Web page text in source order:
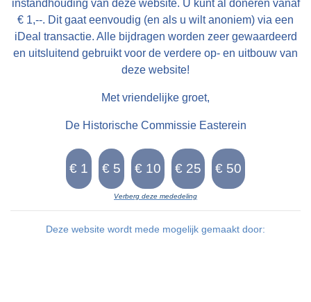
Slyp, de ' Saunlsester ' huzen en de steaten
Bonga en Koyfenne. It ' Wynser fjouwerdiel '
befette it buertsje Wyns mei de steaten Donia,
lyts en grut Hoekens, en Rispens. Ta beslút
noch it ' Eeskwerder vierendeel ', hjirta hearden
Syons én de âlde steaten Reduzum en Sibada.
Spitigernôch binne al dizze steaten geandewei
ferdwûn.... Sibede Ut it doarp wei, foarby de
lêstneamde buertsjes en staten, rûn nei it
noarden in Opfeart, ek wol Sibada of Sibede
neamd, dy 't op de ' Bolswerder ' jaachfeart
instandhouding van deze website. U kunt al doneren vanaf
€ 1,--. Dit gaat eenvoudig (en als u wilt anoniem) via een
iDeal transactie. Alle bijdragen worden zeer gewaardeerd
en uitsluitend gebruikt voor de verdere op- en uitbouw van
deze website!
Met vriendelijke groet,
De Historische Commissie Easterein
Verberg deze mededeling
Deze website wordt mede mogelijk gemaakt door: